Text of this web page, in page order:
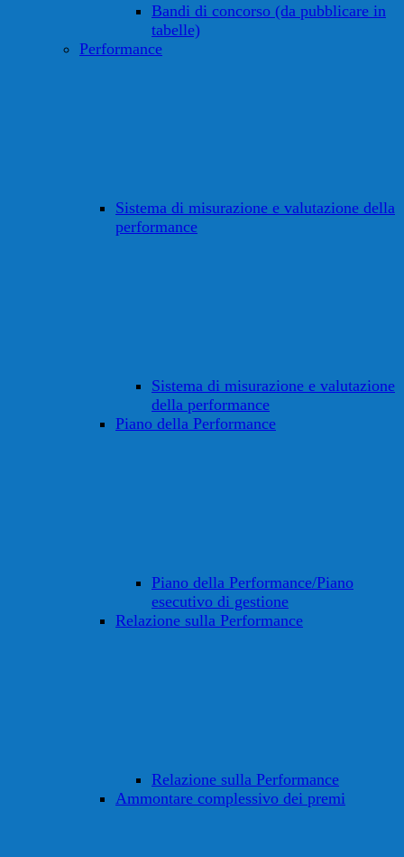
Bandi di concorso (da pubblicare in
tabelle)
Performance
Sistema di misurazione e valutazione della
performance
Sistema di misurazione e valutazione
della performance
Piano della Performance
Piano della Performance/Piano
esecutivo di gestione
Relazione sulla Performance
Relazione sulla Performance
Ammontare complessivo dei premi